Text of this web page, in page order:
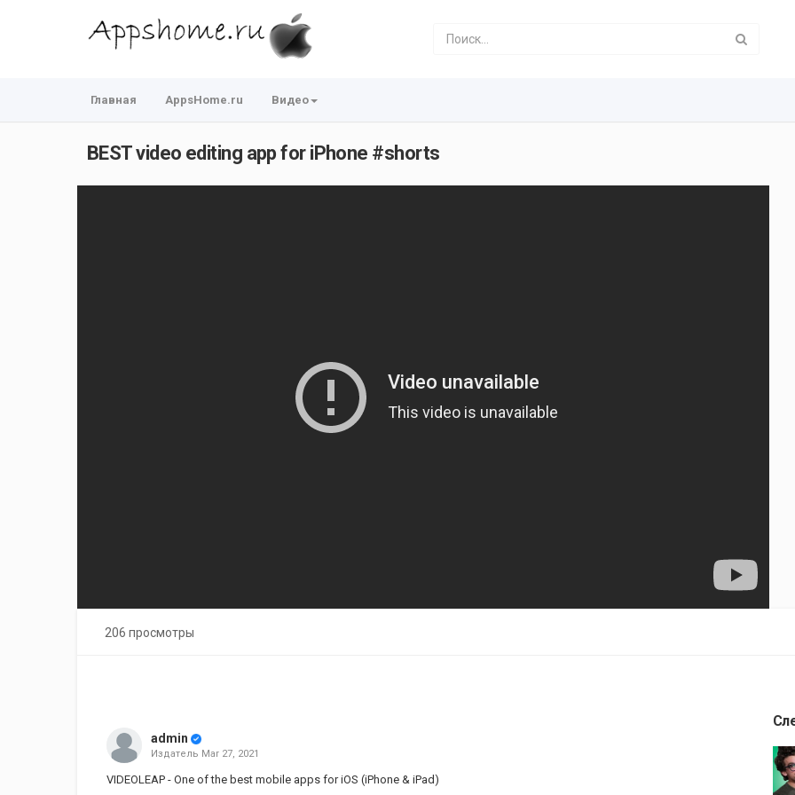
Главная AppsHome.ru Видео
BEST video editing app for iPhone #shorts
206 просмотры
admin
Издатель Mar 27, 2021
VIDEOLEAP - One of the best mobile apps for iOS (iPhone & iPad)